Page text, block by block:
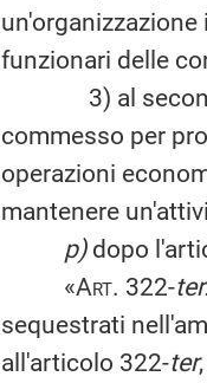
funzionari delle
3) al secondo
commesso per
operazioni
mantenere
p)dopo
«Art. 322-
sequestrati
all'articolo 322-ter